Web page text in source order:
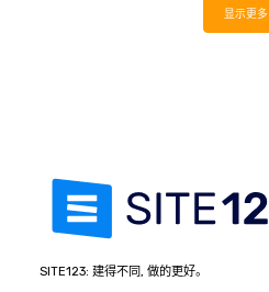
显示更多
SITE123: 建得不同, 做的更好。